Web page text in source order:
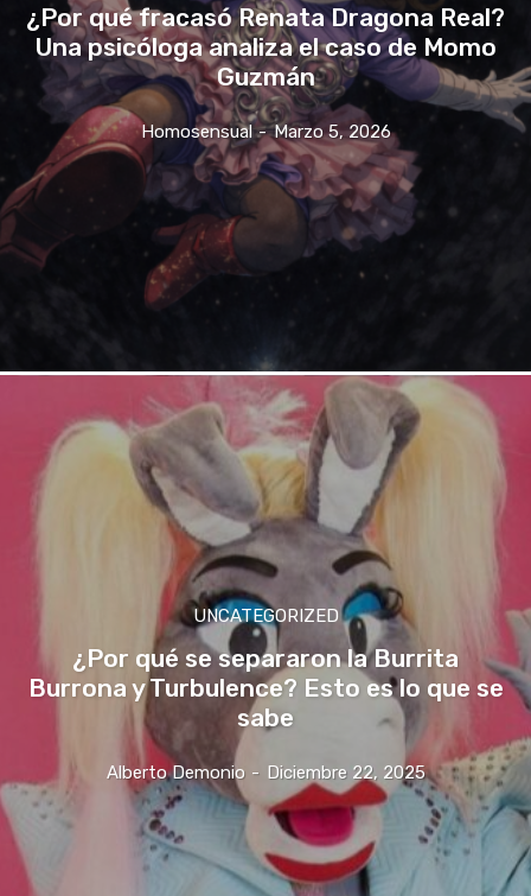
¿Por qué fracasó Renata Dragona Real?
Una psicóloga analiza el caso de Momo
Guzmán
Homosensual - Marzo 5, 2026
UNCATEGORIZED
¿Por qué se separaron la Burrita
Burrona y Turbulence? Esto es lo que se
sabe
Alberto Demonio - Diciembre 22, 2025